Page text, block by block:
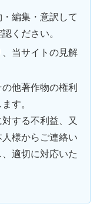
編集・意訳して
ください。
当サイトの見解
他著作物の権利
す。
する不利益、又
様からご連絡い
適切に対応いた